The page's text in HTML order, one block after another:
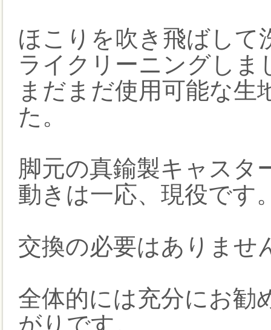
ほこりを吹き飛ばして
ライクリーニングしま
まだまだ使用可能な生
た。
脚元の真鍮製キャスタ
動きは一応、現役です
交換の必要はありませ
全体的には充分にお勧
がりです。